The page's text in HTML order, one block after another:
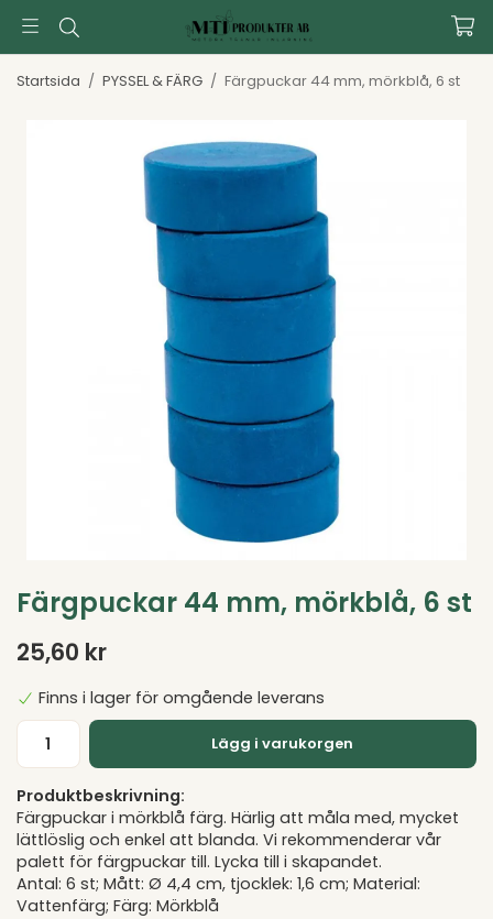
Startsida / PYSSEL & FÄRG / Färgpuckar 44 mm, mörkblå, 6 st
Färgpuckar 44 mm, mörkblå, 6 st
25,60 kr
Finns i lager för omgående leverans
Lägg i varukorgen
Produktbeskrivning:
Färgpuckar i mörkblå färg. Härlig att måla med, mycket
lättlöslig och enkel att blanda. Vi rekommenderar vår
palett för färgpuckar till. Lycka till i skapandet.
Antal: 6 st; Mått: Ø 4,4 cm, tjocklek: 1,6 cm; Material:
Vattenfärg; Färg: Mörkblå